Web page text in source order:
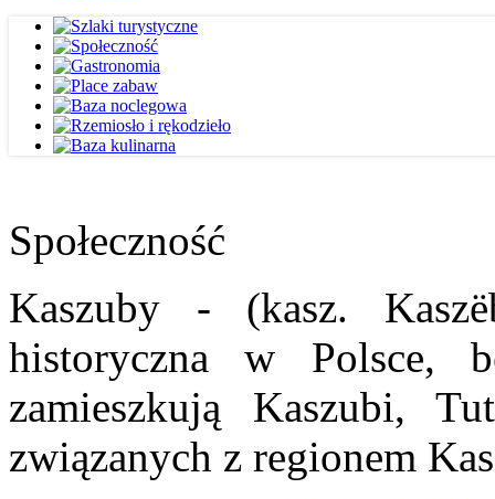
Społeczność
Kaszuby - (kasz.
historyczna w Polsce,
zamieszkują Kaszubi,
związanych z regionem